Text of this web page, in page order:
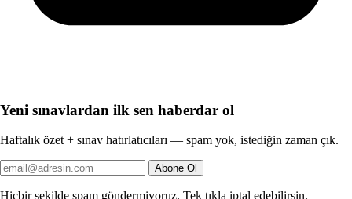
Yeni sınavlardan ilk sen haberdar ol
Haftalık özet + sınav hatırlatıcıları — spam yok, istediğin zaman çık.
Abone Ol
Hiçbir şekilde spam göndermiyoruz. Tek tıkla iptal edebilirsin.